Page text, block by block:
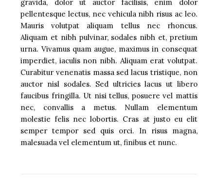
gravida, dolor ut auctor facilisis, enim dolor
pellentesque lectus, nec vehicula nibh risus ac leo.
Mauris volutpat aliquam tellus nec rhoncus.
Aliquam et nibh pulvinar, sodales nibh et, pretium
urna. Vivamus quam augue, maximus in consequat
imperdiet, iaculis non nibh. Aliquam erat volutpat.
Curabitur venenatis massa sed lacus tristique, non
auctor nisl sodales. Sed ultricies lacus ut libero
faucibus fringilla. Ut nisi tellus, posuere vel mattis
nec, convallis a metus. Nullam elementum
molestie felis nec lobortis. Cras at justo eu elit
semper tempor sed quis orci. In risus magna,
malesuada vel elementum ut, finibus et nunc.